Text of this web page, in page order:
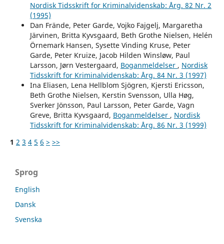
Nordisk Tidsskrift for Kriminalvidenskab: Årg. 82 Nr. 2
(1995)
Dan Frände, Peter Garde, Vojko Fajgelj, Margaretha
Järvinen, Britta Kyvsgaard, Beth Grothe Nielsen, Helén
Örnemark Hansen, Sysette Vinding Kruse, Peter
Garde, Peter Kruize, Jacob Hilden Winsløw, Paul
Larsson, Jørn Vestergaard, Boganmeldelser , Nordisk
Tidsskrift for Kriminalvidenskab: Årg. 84 Nr. 3 (1997)
Ina Eliasen, Lena Hellblom Sjögren, Kjersti Ericsson,
Beth Grothe Nielsen, Kerstin Svensson, Ulla Høg,
Sverker Jönsson, Paul Larsson, Peter Garde, Vagn
Greve, Britta Kyvsgaard, Boganmeldelser , Nordisk
Tidsskrift for Kriminalvidenskab: Årg. 86 Nr. 3 (1999)
1 2 3 4 5 6 > >>
Sprog
English
Dansk
Svenska